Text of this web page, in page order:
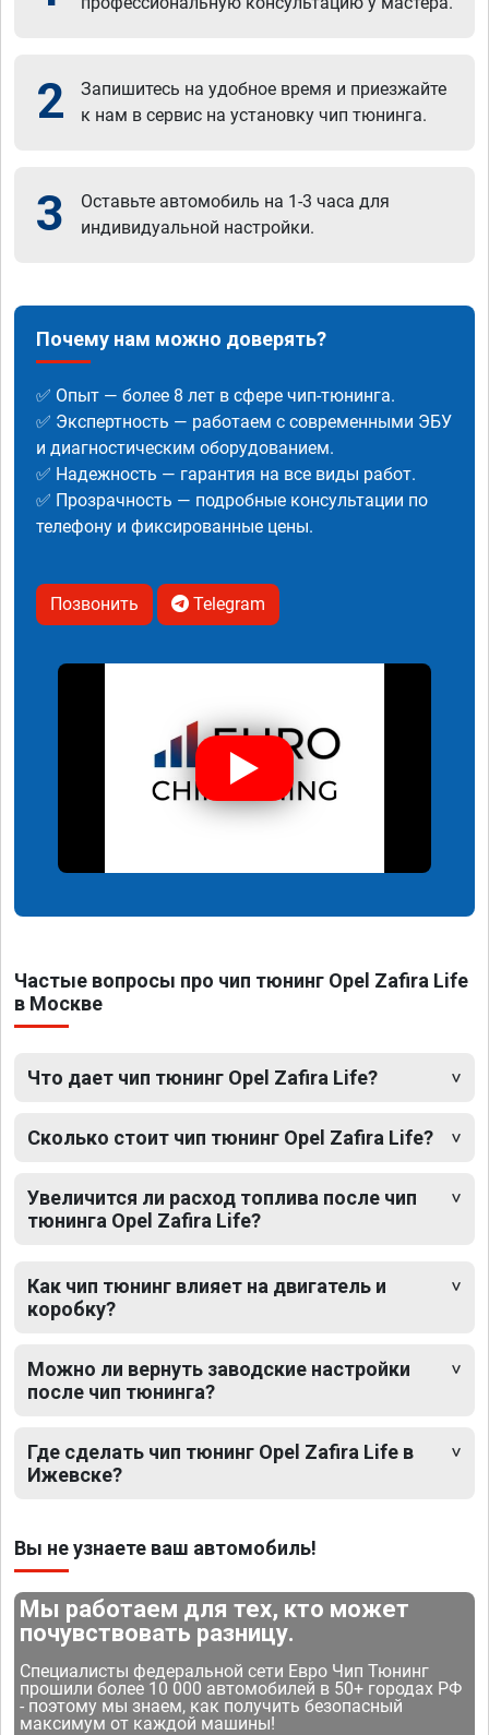
2
Запишитесь на удобное время и приезжайте
к нам в сервис на установку чип тюнинга.
3
Оставьте автомобиль на 1-3 часа для
индивидуальной настройки.
Почему нам можно доверять?
✅ Опыт — более 8 лет в сфере чип-тюнинга.
✅ Экспертность — работаем с современными ЭБУ
и диагностическим оборудованием.
✅ Надежность — гарантия на все виды работ.
✅ Прозрачность — подробные консультации по
телефону и фиксированные цены.
Позвонить Telegram
Частые вопросы про чип тюнинг Opel Zafira Life
в Москве
Что дает чип тюнинг Opel Zafira Life?
Сколько стоит чип тюнинг Opel Zafira Life?
Увеличится ли расход топлива после чип
тюнинга Opel Zafira Life?
Как чип тюнинг влияет на двигатель и
коробку?
Можно ли вернуть заводские настройки
после чип тюнинга?
Где сделать чип тюнинг Opel Zafira Life в
Ижевске?
Вы не узнаете ваш автомобиль!
Мы работаем для тех, кто может
почувствовать разницу.
Специалисты федеральной сети Евро Чип Тюнинг
прошили более 10 000 автомобилей в 50+ городах РФ
- поэтому мы знаем, как получить безопасный
максимум от каждой машины!